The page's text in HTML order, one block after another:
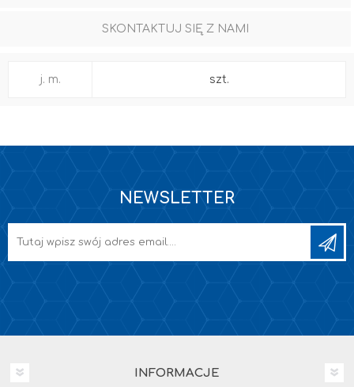
SKONTAKTUJ SIĘ Z NAMI
j. m. szt.
NEWSLETTER
INFORMACJE